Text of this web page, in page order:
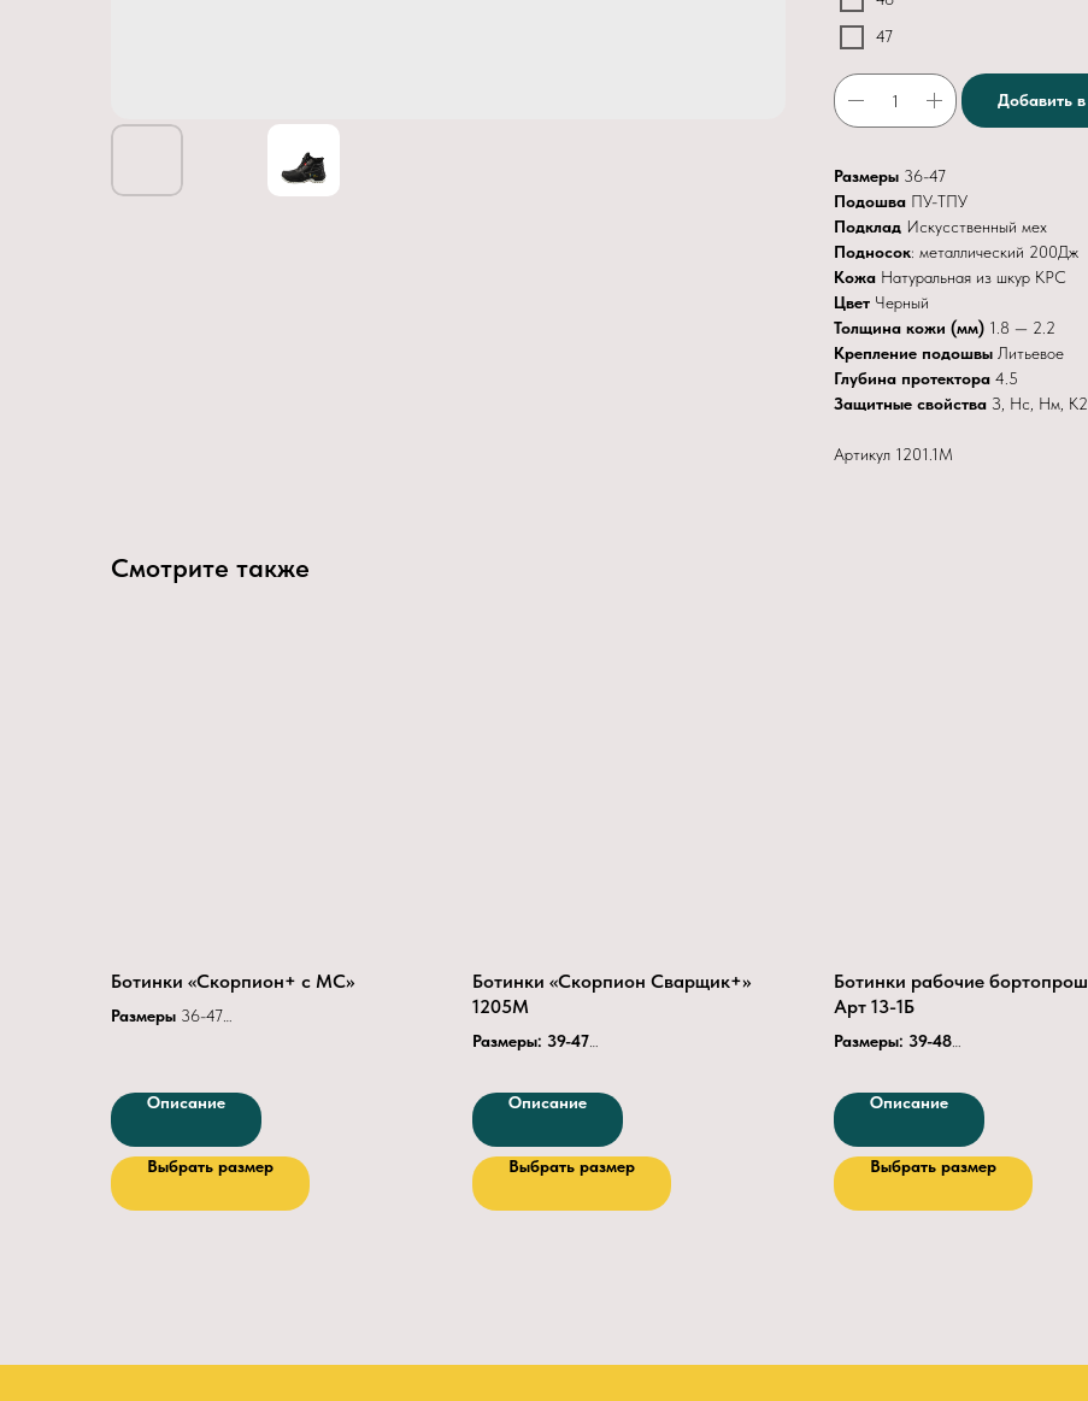
47
Добавить
Размеры 36-47
Подошва ПУ-ТПУ
Подклад Искусственный мех
Подносок: металлический 200Дж
Кожа Натуральная из шкур КРС
Цвет Черный
Толщина кожи (мм) 1.8 — 2.2
Крепление подошвы Литьевое
Глубина протектора 4.5
Защитные свойства З, Нс, Нм,
Артикул 1201.1М
Смотрите также
Ботинки «Скорпион+ с МС»
Размеры 36-47
Подносок:металлический 200Дж
Кожа
Натуральная из шкур КРС
Цвет
Толщина кожи (мм)1.8 — 2.2
Крепление подошвы
Литьевое
Описание
Выбрать размер
Ботинки «Скорпион Сварщик+»
1205М
Размеры: 39-47
Подклад:Трикотаж
Металлический подносок 200Дж
Кожа:
Натуральная из шкур КРС
Толщина кожи (мм)1.8 — 2.2
Крепление подошвы
Клеевое
Описание
Выбрать размер
Ботинки рабочие
Арт 13-1Б
Размеры: 39-48
Мягкий кант и клапан
Подкладка: текстиль.
Подносок:
термопластичный.
Метод крепления: клеепрошивной.
Подошва
— формованная из
Описание
Выбрать размер